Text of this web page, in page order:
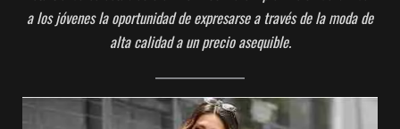
a los jóvenes la oportunidad de expresarse a través de la moda de
alta calidad a un precio asequible.